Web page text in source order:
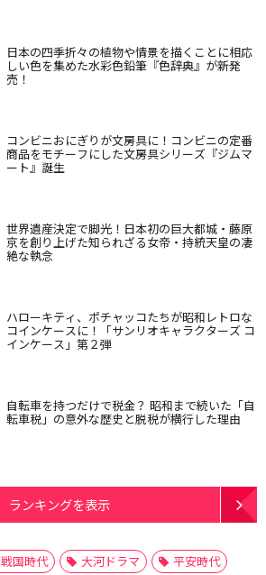
日本の四季折々の植物や情景を描くことに相応
しい色を集めた水彩色鉛筆『色辞典』が新発
売！
コンビニおにぎりが文房具に！コンビニの定番
商品をモチーフにした文房具シリーズ『ジムマ
ート』誕生
世界遺産決定で脚光！日本初の巨大都城・藤原
京を創り上げた知られざる女帝・持統天皇の凄
絶な執念
ハローキティ、ポチャッコたちが昭和レトロな
コインケースに！「サンリオキャラクターズ コ
インケース」第２弾
自転車を持つだけで税金？ 昭和まで続いた「自
転車税」の意外な歴史と脱税が横行した理由
ランキングを表示
戦国時代 大河ドラマ
平安時代